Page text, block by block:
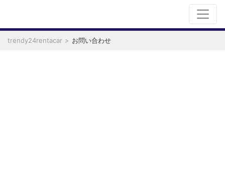
trendy24rentacar お問い合わせ